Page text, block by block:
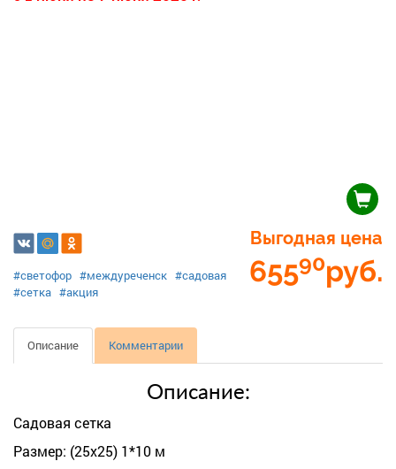
Выгодная цена
65590руб.
#светофор #междуреченск #садовая
#сетка #акция
Описание Комментарии
Описание:
Садовая сетка
Размер: (25х25) 1*10 м